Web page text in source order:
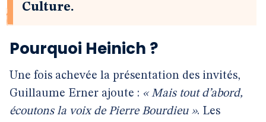
Culture.
Pourquoi Heinich ?
Une fois achevée la présentation des invités,
Guillaume Erner ajoute : « Mais tout d’abord,
écoutons la voix de Pierre Bourdieu ». Les